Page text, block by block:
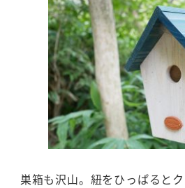
巣箱も沢山。紐をひっぱると